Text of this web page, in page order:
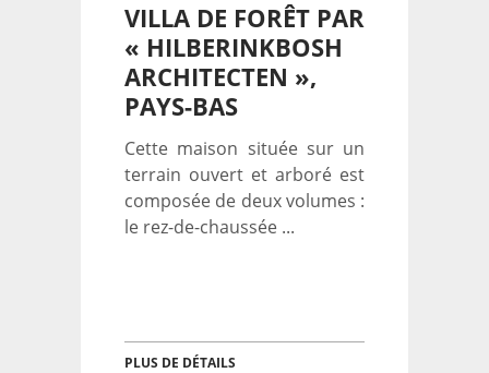
VILLA DE FORÊT PAR
« HILBERINKBOSH
ARCHITECTEN »,
PAYS-BAS
Cette maison située sur un
terrain ouvert et arboré est
composée de deux volumes :
le rez-de-chaussée ...
PLUS DE DÉTAILS